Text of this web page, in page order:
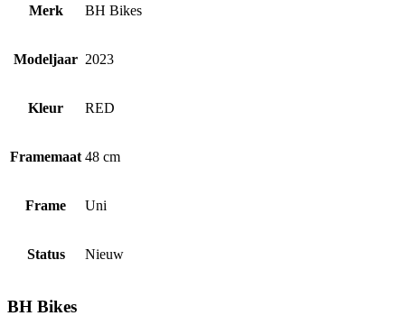
Merk BH Bikes
Modeljaar 2023
Kleur RED
Framemaat 48 cm
Frame Uni
Status Nieuw
BH Bikes